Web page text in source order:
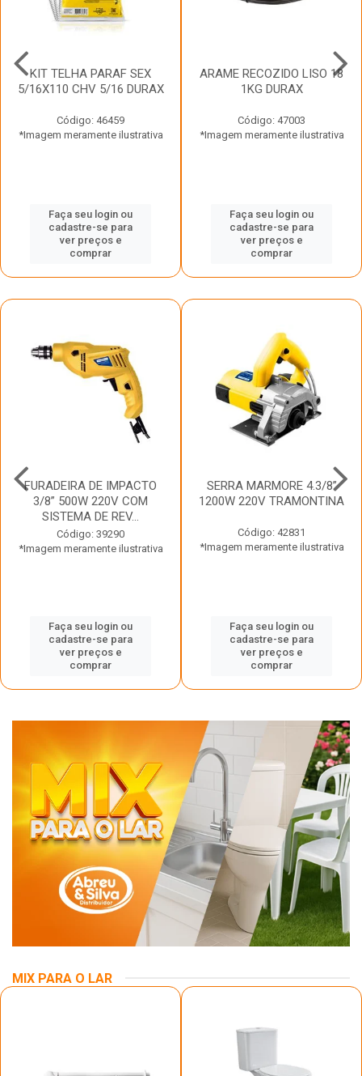
KIT TELHA PARAF SEX
5/16X110 CHV 5/16 DURAX
Código: 46459
*Imagem meramente ilustrativa
Faça seu login ou
cadastre-se para
ver preços e
comprar
ARAME RECOZIDO LISO 18
1KG DURAX
Código: 47003
*Imagem meramente ilustrativa
Faça seu login ou
cadastre-se para
ver preços e
comprar
FURADEIRA DE IMPACTO
3/8” 500W 220V COM
SISTEMA DE REV...
Código: 39290
*Imagem meramente ilustrativa
Faça seu login ou
cadastre-se para
ver preços e
comprar
SERRA MARMORE 4.3/8”
1200W 220V TRAMONTINA
Código: 42831
*Imagem meramente ilustrativa
Faça seu login ou
cadastre-se para
ver preços e
comprar
MIX PARA O LAR